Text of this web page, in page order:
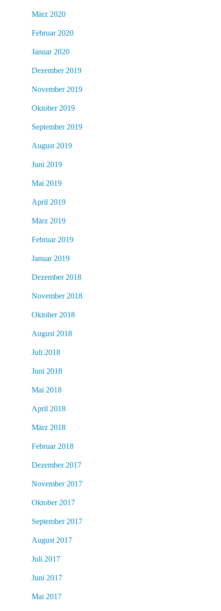
März 2020
Februar 2020
Januar 2020
Dezember 2019
November 2019
Oktober 2019
September 2019
August 2019
Juni 2019
Mai 2019
April 2019
März 2019
Februar 2019
Januar 2019
Dezember 2018
November 2018
Oktober 2018
August 2018
Juli 2018
Juni 2018
Mai 2018
April 2018
März 2018
Februar 2018
Dezember 2017
November 2017
Oktober 2017
September 2017
August 2017
Juli 2017
Juni 2017
Mai 2017